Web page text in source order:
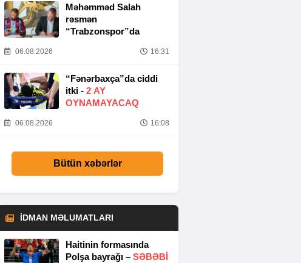
Məhəmməd Salah
rəsmən
“Trabzonspor”da
06.08.2026 16:31
“Fənərbaxça”da ciddi
itki - 2 AY
OYNAMAYACAQ
06.08.2026 16:08
Bütün xəbərlər
İDMAN MƏLUMATLARI
Haitinin formasında
Polşa bayrağı – SƏBƏBI